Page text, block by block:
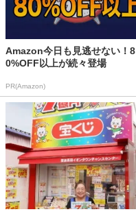
Amazon今日も見逃せない！8
0%OFF以上が続々登場
PR(Amazon)